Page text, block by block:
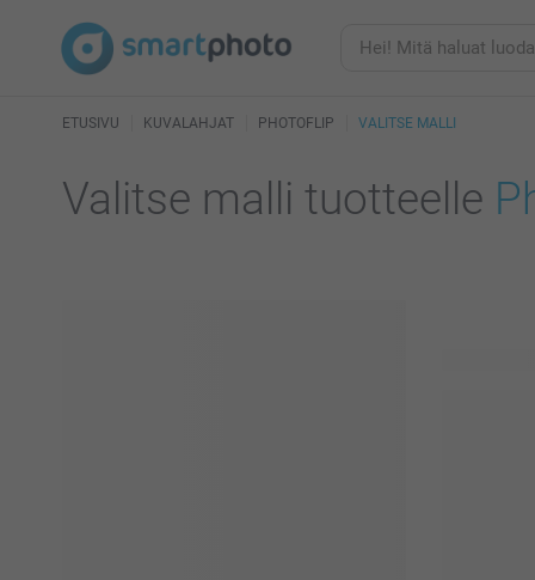
ETUSIVU KUVALAHJAT PHOTOFLIP VALITSE MALLI
Valitse malli tuotteelle